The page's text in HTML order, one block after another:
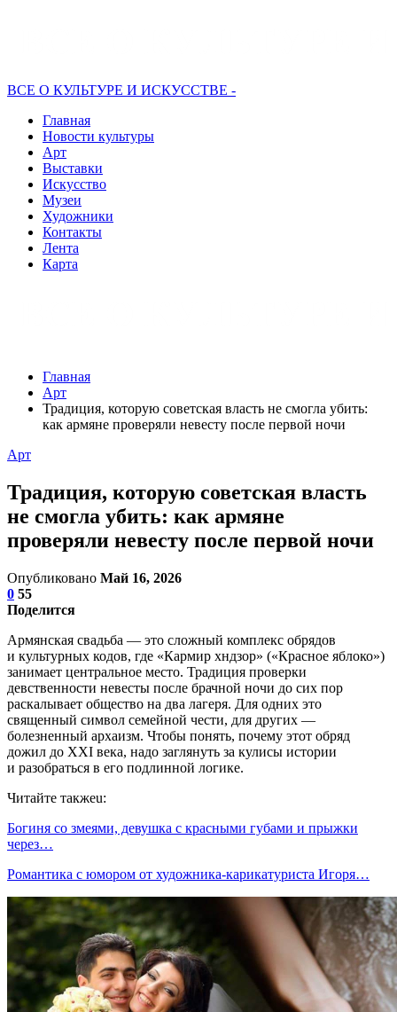
ВСЕ О КУЛЬТУРЕ И ИСКУССТВЕ -
Главная
Новости культуры
Арт
Выставки
Искусство
Музеи
Художники
Контакты
Лента
Карта
Главная
Арт
Традиция, которую советская власть не смогла убить:
как армяне проверяли невесту после первой ночи
Арт
Традиция, которую советская власть
не смогла убить: как армяне
проверяли невесту после первой ночи
Опубликовано Май 16, 2026
0 55
Поделится
Армянская свадьба — это сложный комплекс обрядов
и культурных кодов, где «Кармир хндзор» («Красное яблоко»)
занимает центральное место. Традиция проверки
девственности невесты после брачной ночи до сих пор
раскалывает общество на два лагеря. Для одних это
священный символ семейной чести, для других —
болезненный архаизм. Чтобы понять, почему этот обряд
дожил до XXI века, надо заглянуть за кулисы истории
и разобраться в его подлинной логике.
Читайте такжеu:
Богиня со змеями, девушка с красными губами и прыжки
через…
Романтика с юмором от художника-карикатуриста Игоря…